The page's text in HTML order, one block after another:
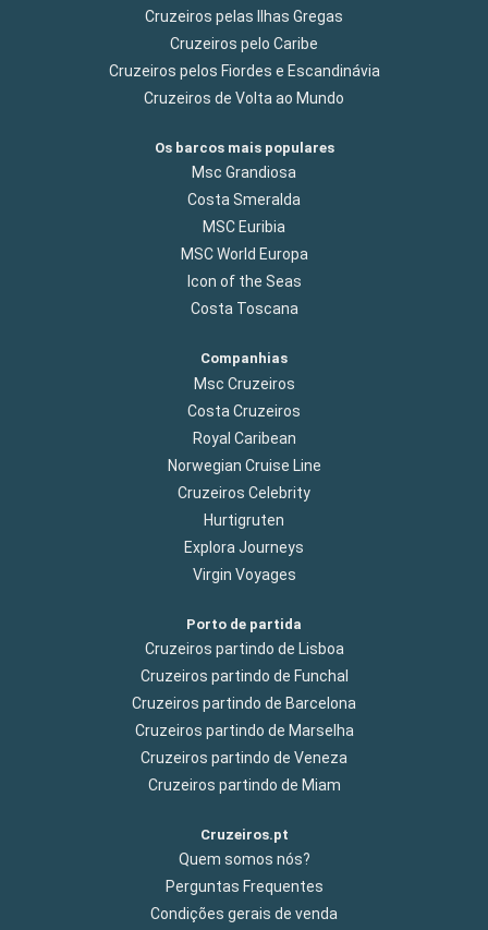
Cruzeiros pelas Ilhas Gregas
Cruzeiros pelo Caribe
Cruzeiros pelos Fiordes e Escandinávia
Cruzeiros de Volta ao Mundo
Os barcos mais populares
Msc Grandiosa
Costa Smeralda
MSC Euribia
MSC World Europa
Icon of the Seas
Costa Toscana
Companhias
Msc Cruzeiros
Costa Cruzeiros
Royal Caribean
Norwegian Cruise Line
Cruzeiros Celebrity
Hurtigruten
Explora Journeys
Virgin Voyages
Porto de partida
Cruzeiros partindo de Lisboa
Cruzeiros partindo de Funchal
Cruzeiros partindo de Barcelona
Cruzeiros partindo de Marselha
Cruzeiros partindo de Veneza
Cruzeiros partindo de Miam
Cruzeiros.pt
Quem somos nós?
Perguntas Frequentes
Condições gerais de venda